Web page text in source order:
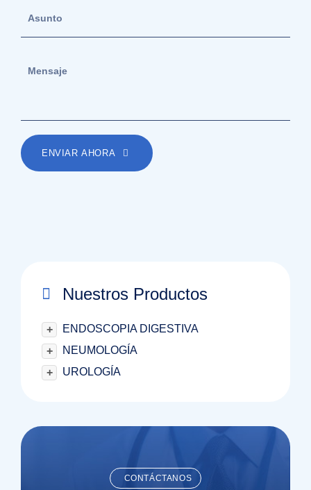
ENVIAR AHORA
Nuestros Productos
+
ENDOSCOPIA DIGESTIVA
+
NEUMOLOGÍA
+
UROLOGÍA
CONTÁCTANOS